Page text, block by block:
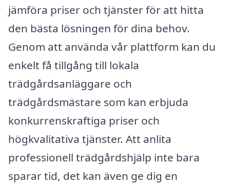
jämföra priser och tjänster för att hitta
den bästa lösningen för dina behov.
Genom att använda vår plattform kan du
enkelt få tillgång till lokala
trädgårdsanläggare och
trädgårdsmästare som kan erbjuda
konkurrenskraftiga priser och
högkvalitativa tjänster. Att anlita
professionell trädgårdshjälp inte bara
sparar tid, det kan även ge dig en